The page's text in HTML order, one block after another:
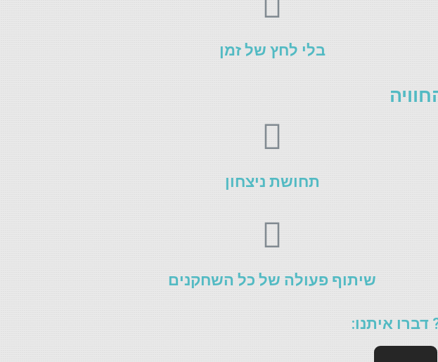
בלי לחץ של זמן
תחושת ניצחון
שיתוף פעולה של כל השחקנים
איתנו: